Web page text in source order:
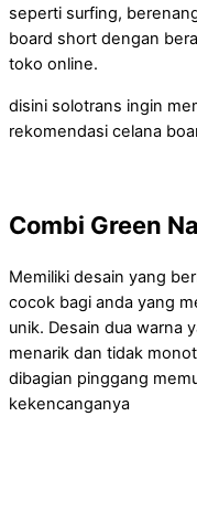
seperti surfing,
board short dengan
toko online.
disini solotrans ingin
rekomendasi celana
Combi Green
Memiliki desain yang
cocok bagi anda yang
unik. Desain dua warna
menarik dan tidak
dibagian pinggang
kekencanganya